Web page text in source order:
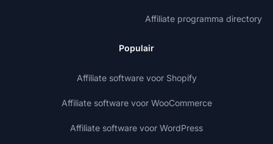
Affiliate programma directory
Populair
Affiliate software voor Shopify
Affiliate software voor WooCommerce
Affiliate software voor WordPress